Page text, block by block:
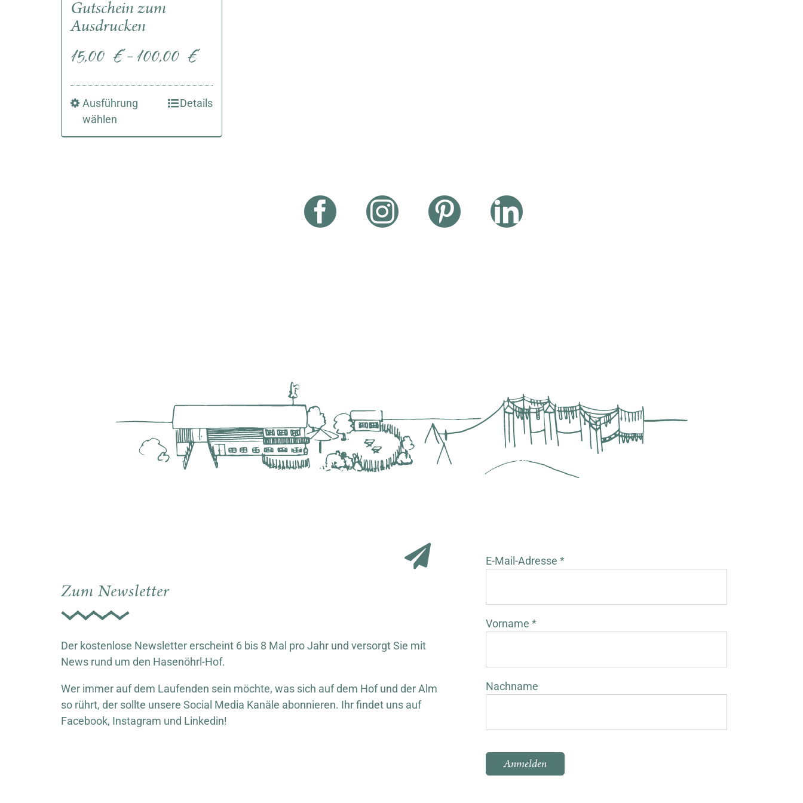
Gutschein zum
Ausdrucken
15,00€ – 100,00€
Ausführung
wählen
Details
Zum Newsletter
Der kostenlose Newsletter erscheint 6 bis 8 Mal pro Jahr und versorgt Sie mit
News rund um den Hasenöhrl-Hof.
Wer immer auf dem Laufenden sein möchte, was sich auf dem Hof und der Alm
so rührt, der sollte unsere Social Media Kanäle abonnieren. Ihr findet uns auf
Facebook, Instagram und Linkedin!
E-Mail-Adresse *
Vorname *
Nachname
Bitte lasse dieses Feld leer.